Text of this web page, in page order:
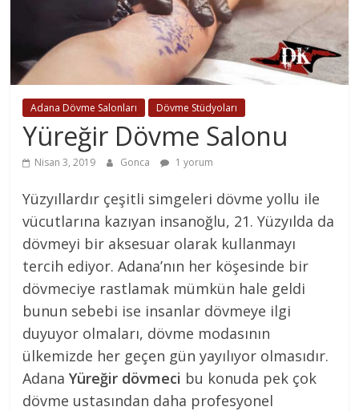
Adana Dövme Salonları Dövme Stüdyoları
Yüreğir Dövme Salonu
Nisan 3, 2019 Gonca 1 yorum
Yüzyıllardır çeşitli simgeleri dövme yollu ile
vücutlarına kazıyan insanoğlu, 21. Yüzyılda da
dövmeyi bir aksesuar olarak kullanmayı
tercih ediyor. Adana’nın her köşesinde bir
dövmeciye rastlamak mümkün hale geldi
bunun sebebi ise insanlar dövmeye ilgi
duyuyor olmaları, dövme modasının
ülkemizde her geçen gün yayılıyor olmasıdır.
AdanaYüreğir dövmeci bu konuda pek çok
dövme ustasından daha profesyonel